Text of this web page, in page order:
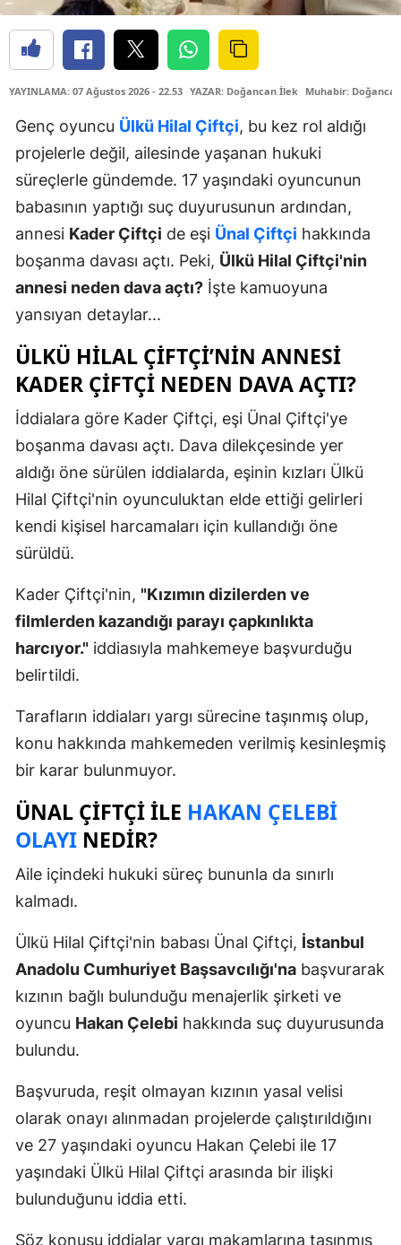
YAYINLAMA: 07 Ağustos 2026 - 22.53 YAZAR: Doğancan İlek Muhabir:
Genç oyuncu Ülkü Hilal Çiftçi, bu kez rol aldığı
projelerle değil, ailesinde yaşanan hukuki
süreçlerle gündemde. 17 yaşındaki oyuncunun
babasının yaptığı suç duyurusunun ardından,
annesi Kader Çiftçi de eşi Ünal Çiftçi hakkında
boşanma davası açtı. Peki, Ülkü Hilal Çiftçi'nin
annesi neden dava açtı? İşte kamuoyuna
yansıyan detaylar...
ÜLKÜ HILAL ÇIFTÇI’NIN ANNESI
KADER ÇIFTÇI NEDEN DAVA AÇTI?
İddialara göre Kader Çiftçi, eşi Ünal Çiftçi'ye
boşanma davası açtı. Dava dilekçesinde yer
aldığı öne sürülen iddialarda, eşinin kızları Ülkü
Hilal Çiftçi'nin oyunculuktan elde ettiği gelirleri
kendi kişisel harcamaları için kullandığı öne
sürüldü.
Kader Çiftçi'nin, "Kızımın dizilerden ve
filmlerden kazandığı parayı çapkınlıkta
harcıyor." iddiasıyla mahkemeye başvurduğu
belirtildi.
Tarafların iddiaları yargı sürecine taşınmış olup,
konu hakkında mahkemeden verilmiş kesinleşmiş
bir karar bulunmuyor.
ÜNAL ÇIFTÇI ILE HAKAN ÇELEBI
OLAYI NEDIR?
Aile içindeki hukuki süreç bununla da sınırlı
kalmadı.
Ülkü Hilal Çiftçi'nin babası Ünal Çiftçi, İstanbul
Anadolu Cumhuriyet Başsavcılığı'na başvurarak
kızının bağlı bulunduğu menajerlik şirketi ve
oyuncu Hakan Çelebi hakkında suç duyurusunda
bulundu.
Başvuruda, reşit olmayan kızının yasal velisi
olarak onayı alınmadan projelerde çalıştırıldığını
ve 27 yaşındaki oyuncu Hakan Çelebi ile 17
yaşındaki Ülkü Hilal Çiftçi arasında bir ilişki
bulunduğunu iddia etti.
Söz konusu iddialar yargı makamlarına taşınmış